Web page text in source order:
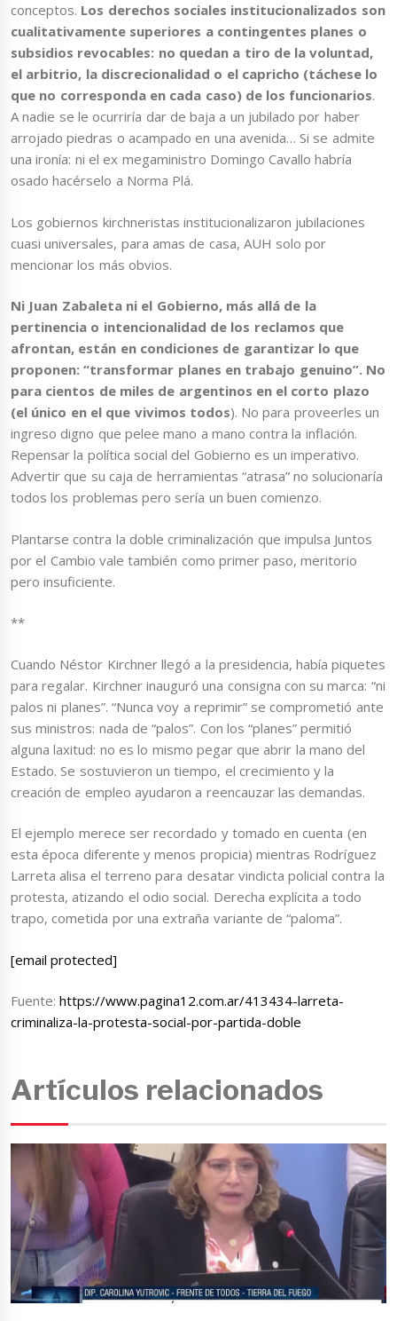
conceptos. Los derechos sociales institucionalizados son
cualitativamente superiores a contingentes planes o
subsidios revocables: no quedan a tiro de la voluntad,
el arbitrio, la discrecionalidad o el capricho (táchese lo
que no corresponda en cada caso) de los funcionarios.
A nadie se le ocurriría dar de baja a un jubilado por haber
arrojado piedras o acampado en una avenida… Si se admite
una ironía: ni el ex megaministro Domingo Cavallo habría
osado hacérselo a Norma Plá.
Los gobiernos kirchneristas institucionalizaron jubilaciones
cuasi universales, para amas de casa, AUH solo por
mencionar los más obvios.
Ni Juan Zabaleta ni el Gobierno, más allá de la
pertinencia o intencionalidad de los reclamos que
afrontan, están en condiciones de garantizar lo que
proponen: “transformar planes en trabajo genuino”. No
para cientos de miles de argentinos en el corto plazo
(el único en el que vivimos todos). No para proveerles un
ingreso digno que pelee mano a mano contra la inflación.
Repensar la política social del Gobierno es un imperativo.
Advertir que su caja de herramientas “atrasa” no solucionaría
todos los problemas pero sería un buen comienzo.
Plantarse contra la doble criminalización que impulsa Juntos
por el Cambio vale también como primer paso, meritorio
pero insuficiente.
**
Cuando Néstor Kirchner llegó a la presidencia, había piquetes
para regalar. Kirchner inauguró una consigna con su marca: “ni
palos ni planes”. “Nunca voy a reprimir” se comprometió ante
sus ministros: nada de “palos”. Con los “planes” permitió
alguna laxitud: no es lo mismo pegar que abrir la mano del
Estado. Se sostuvieron un tiempo, el crecimiento y la
creación de empleo ayudaron a reencauzar las demandas.
El ejemplo merece ser recordado y tomado en cuenta (en
esta época diferente y menos propicia) mientras Rodríguez
Larreta alisa el terreno para desatar vindicta policial contra la
protesta, atizando el odio social. Derecha explícita a todo
trapo, cometida por una extraña variante de “paloma”.
[email protected]
Fuente:https://www.pagina12.com.ar/413434-larreta-
criminaliza-la-protesta-social-por-partida-doble
Artículos relacionados